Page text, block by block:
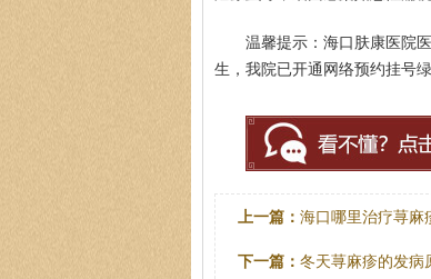
温馨提示：海口肤康医院
生，我院已开通网络预约挂号
上一篇： 海口哪里治疗荨麻
下一篇： 冬天荨麻疹的发病